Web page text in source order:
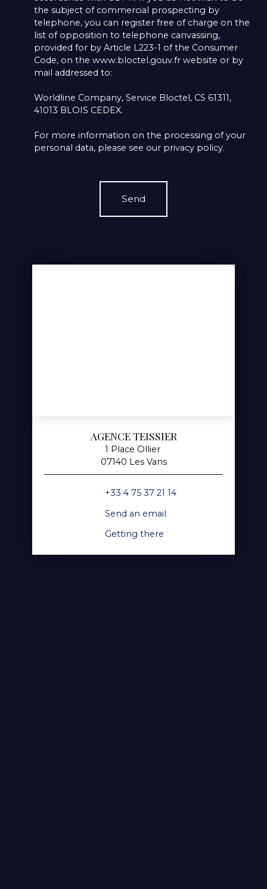
the subject of commercial prospecting by
telephone, you can register free of charge on the
list of opposition to telephone canvassing,
provided for by Article L223-1 of the Consumer
Code, on the www.bloctel.gouv.fr website or by
mail addressed to:
Worldline Company, Service Bloctel, CS 61311,
41013 BLOIS CEDEX.
For more information on the processing of your
personal data, please see our privacy policy.
Send
AGENCE TEISSIER
1 Place Ollier
07140 Les Vans
+33 4 75 37 21 14
Send an email
Getting there